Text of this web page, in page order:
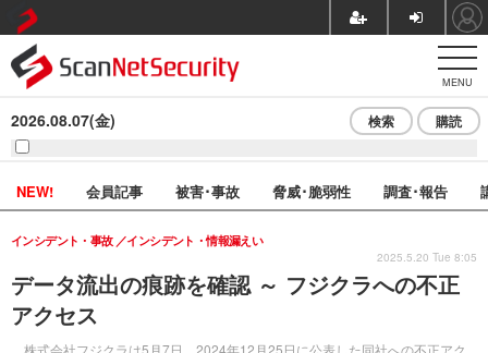
MENU
2026.08.07(金) 検索 購読
NEW! 会員記事 被害･事故 脅威･脆弱性 調査･報告
データ流出の痕跡を確認 ～ フジクラへの不正
アクセス
株式会社フジクラは5月7日、2024年12月25日に公表した同社への不正アク
インシデント・事故 インシデント・情報漏えい
2025.5.20 Tue 8:05